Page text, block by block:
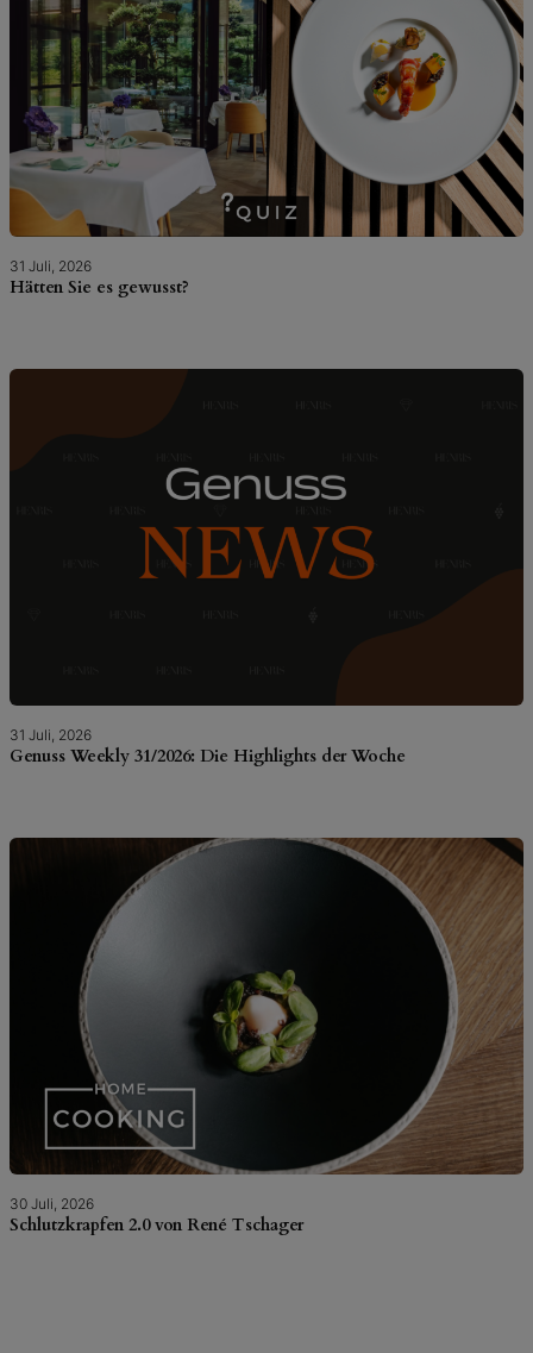
31 Juli, 2026
Hätten Sie es gewusst?
31 Juli, 2026
Genuss Weekly 31/2026: Die Highlights der Woche
30 Juli, 2026
Schlutzkrapfen 2.0 von René Tschager